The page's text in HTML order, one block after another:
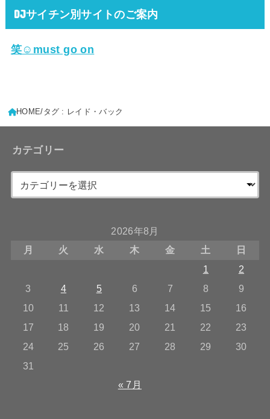
DJサイチン別サイトのご案内
笑☺must go on
HOME タグ : レイド・バック
カテゴリー
2026年8月
月
火 水 木 金 土
日
1
2
3
4 5 6 7 8
9
10
11 12 13 14 15
16
17
18 19 20 21 22
23
24
25 26 27 28 29
30
31
« 7月